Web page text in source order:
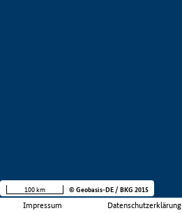
Impressum Datenschutzerklärung
100 km © Geobasis-DE / BKG 2015